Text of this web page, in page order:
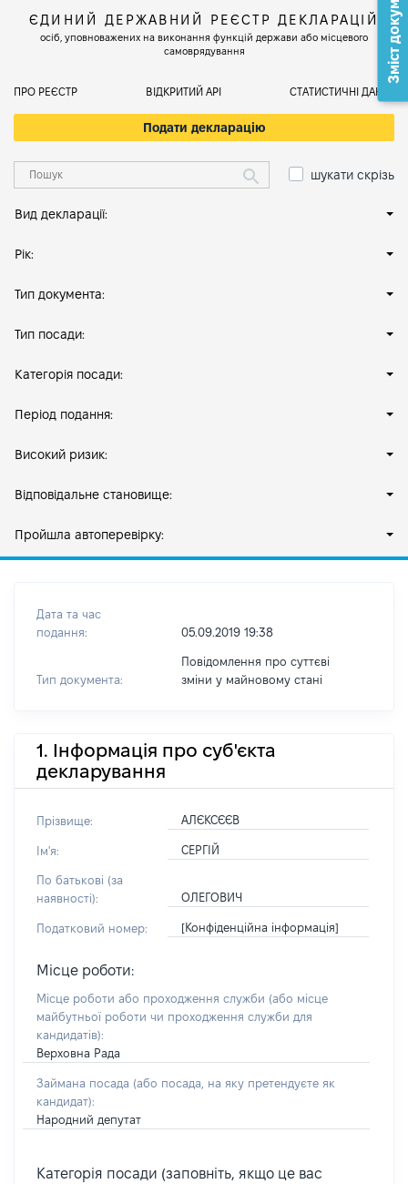
ЄДИНИЙ ДЕРЖАВНИЙ РЕЄСТР ДЕКЛАРАЦІЙ
осіб, уповноважених на виконання функцій держави або місцевого
самоврядування
ПРО РЕЄСТР ВІДКРИТИЙ АРІ СТАТИСТИЧНІ ДАНІ
Подати декларацію
шукати скрізь
Вид декларації:
Рік:
Тип документа:
Тип посади:
Категорія посади:
Період подання:
Високий ризик:
Відповідальне становище:
Пройшла автоперевірку:
Дата та час
подання:
05.09.2019 19:38
Тип документа:
Повідомлення про суттєві
зміни y майновому стані
1. Інформація про суб'єкта
декларування
Прізвище: АЛЄКСЄЄВ
Ім'я: СЕРГІЙ
По батькові (за
наявності):
ОЛЕГОВИЧ
Податковий номер: [Конфіденційна інформація]
Місце роботи:
Місце роботи або проходження служби (або місце
майбутньої роботи чи проходження служби для
кандидатів):
Верховна Рада
Займана посада (або посада, на яку претендуєте як
кандидат):
Народний депутат
Категорія посади (заповніть, якщо це вас
Зміст документа